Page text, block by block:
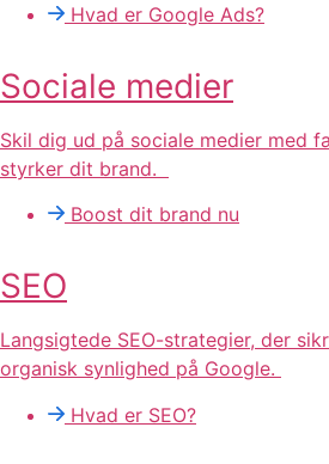
Hvad er Google Ads?
Sociale medier
Skil dig ud på sociale medier med
styrker dit brand.
Boost dit brand nu
SEO
Langsigtede SEO-strategier, der
organisk synlighed på Google.
Hvad er SEO?